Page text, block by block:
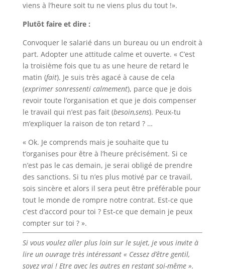
viens à l’heure soit tu ne viens plus du tout !».
Plutôt faire et dire :
Convoquer le salarié dans un bureau ou un endroit à
part. Adopter une attitude calme et ouverte. « C’est
la troisième fois que tu as une heure de retard le
matin (fait). Je suis très agacé à cause de cela
(exprimer sonressenti calmement), parce que je dois
revoir toute l’organisation et que je dois compenser
le travail qui n’est pas fait (besoin,sens). Peux-tu
m’expliquer la raison de ton retard ? …
« Ok. Je comprends mais je souhaite que tu
t’organises pour être à l’heure précisément. Si ce
n’est pas le cas demain, je serai obligé de prendre
des sanctions. Si tu n’es plus motivé par ce travail,
sois sincère et alors il sera peut être préférable pour
tout le monde de rompre notre contrat. Est-ce que
c’est d’accord pour toi ? Est-ce que demain je peux
compter sur toi ? ».
Si vous voulez aller plus loin sur le sujet, je vous invite à
lire un ouvrage très intéressant « Cessez d’être gentil,
soyez vrai ! Etre avec les autres en restant soi-même ».